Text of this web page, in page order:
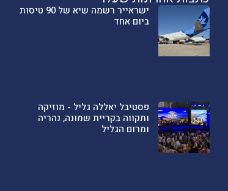
ישראייר רשמה שיא של 90 טיסות
ביום אחד
פסטיבל יאללה גליל - מוזיקה
ותקווה בקריית שמונה, נהריה
ומרום הגליל